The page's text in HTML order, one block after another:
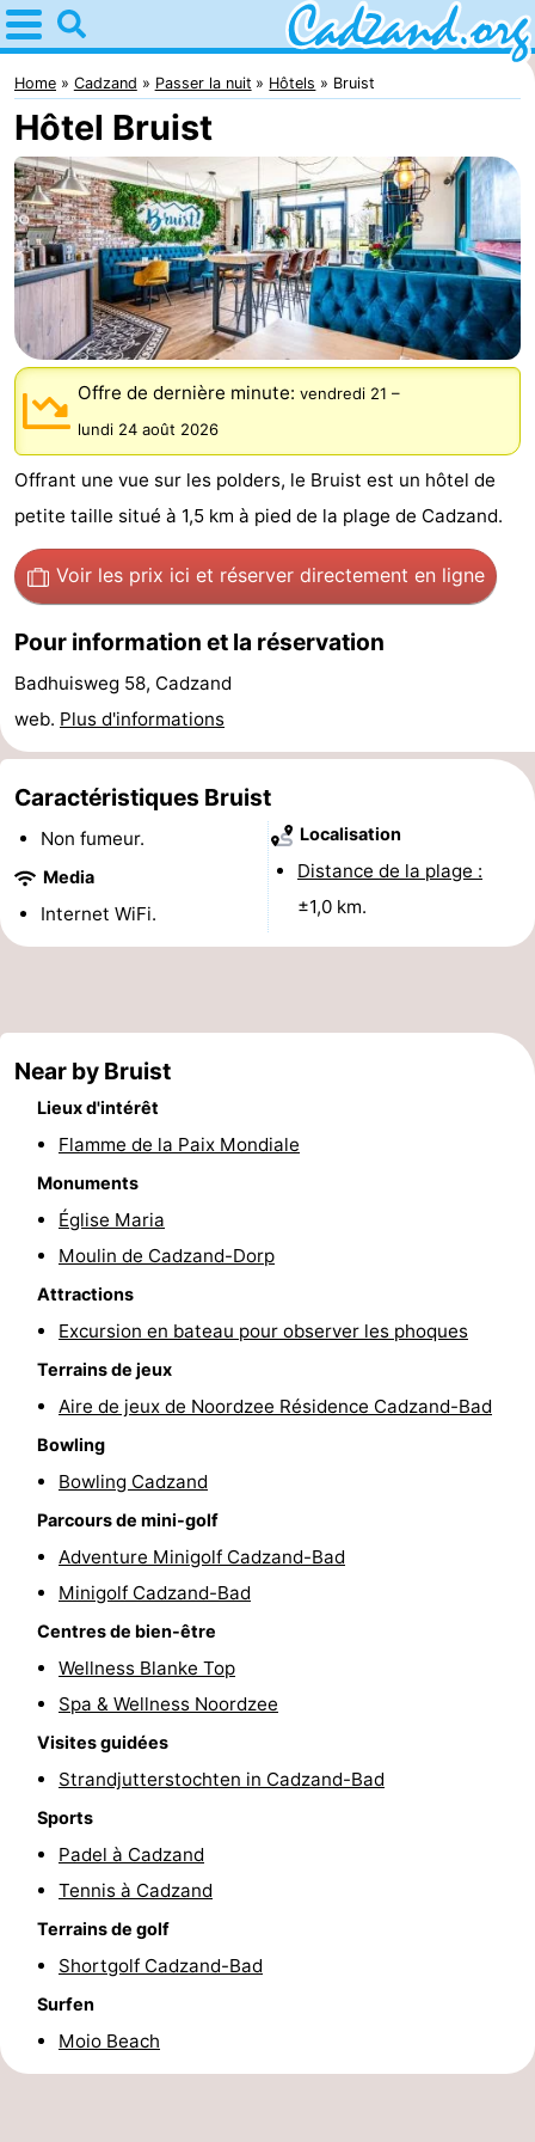
Home
Cadzand
Astuces
Avec
les
enfants
Passer
la
nuit
Appartements
Campings
Chaumières
-
Bad
Meersee
-
Beach
Nieuwvliet-
Bad
-
Meulinge
EuroParcs
Cadzand
-
Hoogduin
-
Résidence
Cadzand-
Bad
Resort
Nieuwvliet-
Bad
-
Schoneveld
-
Strand
Bad
-
Zwinhoeve
Hôtels
minutes
Plages
Voir
faire
d'intérêt
Monuments
Moulins
Points
Attractions
Croisières
Terrains
jeux
intérieures
Bowling
mini-
golf
bien-
être
Villages
villes
Nature
Sports
Home Cadzand Passer la nuit Hôtels Bruist
Hôtel Bruist
Offre de dernière minute: vendredi 21 –
lundi 24 août 2026
Offrant une vue sur les polders, le Bruist est un hôtel de
petite taille situé à 1,5 km à pied de la plage de Cadzand.
Voir les prix ici et réserver directement en ligne
Pour information et la réservation
Badhuisweg 58, Cadzand
web. Plus d'informations
Caractéristiques Bruist
Non fumeur.
Media
Internet WiFi.
Localisation
Distance de la plage :
±1,0 km.
Near by Bruist
Lieux d'intérêt
Flamme de la Paix Mondiale
Monuments
Église Maria
Moulin de Cadzand-Dorp
Attractions
Excursion en bateau pour observer les phoques
Terrains de jeux
Aire de jeux de Noordzee Résidence Cadzand-Bad
Bowling
Bowling Cadzand
Parcours de mini-golf
Adventure Minigolf Cadzand-Bad
Minigolf Cadzand-Bad
Centres de bien-être
Wellness Blanke Top
Spa & Wellness Noordzee
Visites guidées
Strandjutterstochten in Cadzand-Bad
Sports
Padel à Cadzand
Tennis à Cadzand
Terrains de golf
Shortgolf Cadzand-Bad
Surfen
Moio Beach